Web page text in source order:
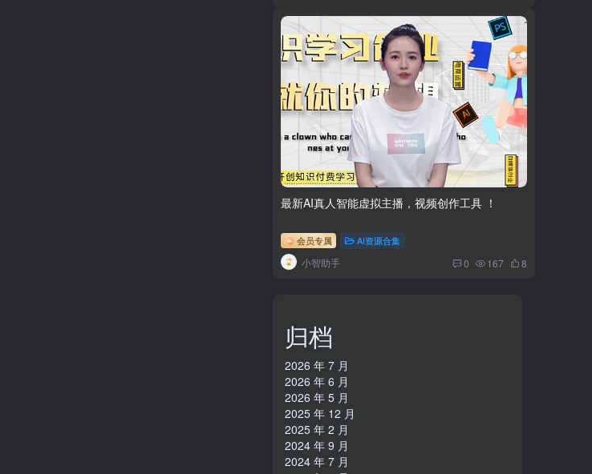
最新AI真人智能虚拟主播，视频创作工具 ！
会员专属 AI资源合集
小智助手 0 167 8
归档
2026 年 7 月
2026 年 6 月
2026 年 5 月
2025 年 12 月
2025 年 2 月
2024 年 9 月
2024 年 7 月